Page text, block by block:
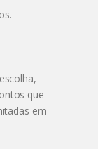
que
em